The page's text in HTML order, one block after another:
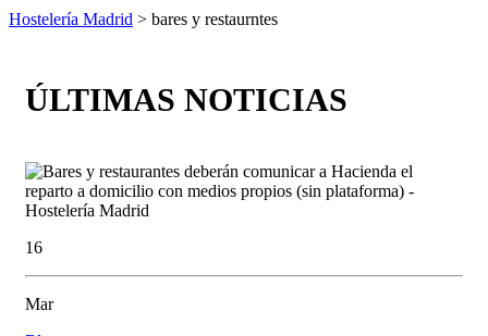
Hostelería Madrid > bares y restaurntes
ÚLTIMAS NOTICIAS
16
Mar